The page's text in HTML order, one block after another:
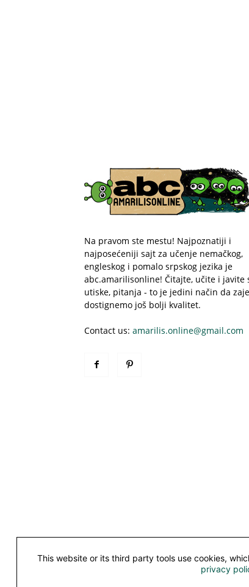
Na pravom ste mestu! Najpoznatiji i
najposećeniji sajt za učenje nemačkog,
engleskog i pomalo srpskog jezika je
abc.amarilisonline! Čitajte, učite i javite
utiske, pitanja - to je jedini način da
dostignemo još bolji kvalitet.
Contact us: amarilis.online@gmail.com
This website or its third party tools use cookies,
privacy